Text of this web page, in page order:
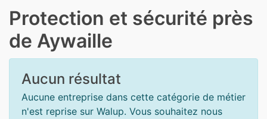
Protection et sécurité près
de Aywaille
Aucun résultat
Aucune entreprise dans cette catégorie de métier
n'est reprise sur Walup. Vous souhaitez nous